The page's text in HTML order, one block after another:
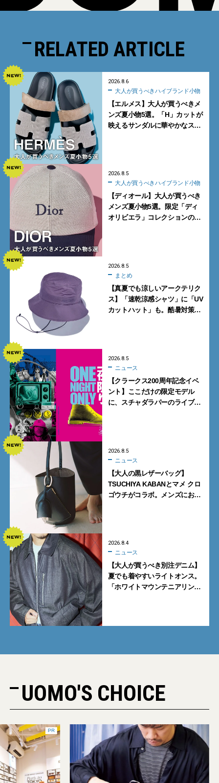
RELATED ARTICLE
2026.8.6
大人が買うべきハイブランド小物
【エルメス】大人が買うべきメ
ンズ夏小物5選。「H」カットが
映えるサンダルに華やかなス
2026.8.5
大人が買うべきハイブランド小物
【ディオール】大人が買うべき
メンズ夏小物5選。限定「ディ
オリビエラ」コレクションの
2026.8.5
まとめ
【真夏でも涼しいアークテリク
ス】「速乾涼感シャツ」に「UV
カットハット」も。酷暑対策に
2026.8.5
ニュース
【クラークス200周年記念イベ
ント】ここだけの限定モデル
に、スチャダラパーのライブ
2026.8.5
ニュース
【大人の黒レザーバッグ】
TSUCHIYA KABANとマメ クロ
ゴウチがコラボ。メンズにおす
2026.8.4
ニュース
【大人が買うべき別注デニム】
夏でも着やすいライトオンス。
「ホワイトマウンテニアリン
UOMO'S CHOICE
PR